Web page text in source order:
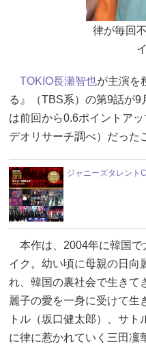
律が毎回
TOKIO長瀬智也が主演を
る』（TBS系）の第9話が
は前回から0.6ポイントア
デオリサーチ調べ）だった
ジャニーズタレント
本作は、2004年に韓国で
イク。幼い頃に母親の日向
れ、韓国の裏社会で生きて
麗子の愛を一身に受けて生
トル（坂口健太郎）、サ
に律に惹かれていく三田凜